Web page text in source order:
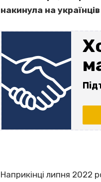
накинула на
Наприкінці липня 2022